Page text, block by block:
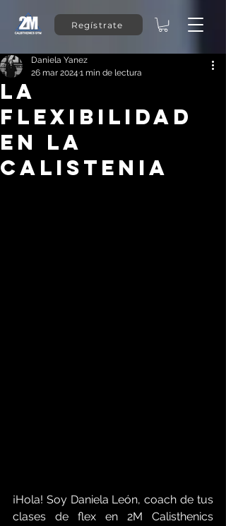
Regístrate
LA
FLEXIBILIDAD
EN LA
CALISTENIA
Daniela Yanez
26 mar 2024 1 min de lectura
¡Hola! Soy Daniela León, coach de tus
clases de flex en 2M Calisthenics